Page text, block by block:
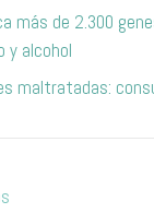
más de 2.300
y alcohol
maltratadas: